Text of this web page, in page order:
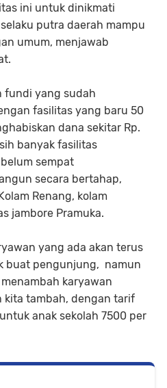
ini untuk dinikmati
putra daerah mampu
umum, menjawab
fundi yang sudah
fasilitas yang baru 50
dana sekitar Rp.
banyak fasilitas
sempat
secara bertahap,
Renang, kolam
jambore Pramuka.
yang ada akan terus
buat pengunjung, namun
karyawan
kita tambah, dengan tarif
anak sekolah 7500 per